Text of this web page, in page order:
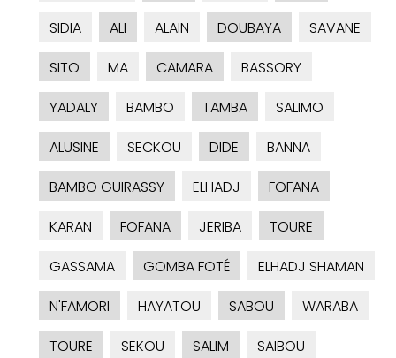
SIDIA
ALI ALAIN DOUBAYA
SAVANE
SITO
MA CAMARA
BASSORY
YADALY
BAMBO TAMBA
SALIMO
ALUSINE
SECKOU DIDE
BANNA
BAMBO GUIRASSY
ELHADJ
FOFANA
KARAN
FOFANA JERIBA
TOURE
GASSAMA
GOMBA FOTÉ
ELHADJ SHAMAN
N'FAMORI
HAYATOU SABOU
WARABA
TOURE
SEKOU SALIM
SAIBOU